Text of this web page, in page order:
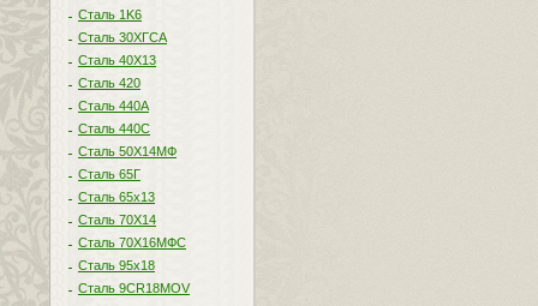
Сталь 1K6
Сталь 30ХГСА
Сталь 40Х13
Сталь 420
Сталь 440A
Сталь 440С
Сталь 50Х14МФ
Сталь 65Г
Сталь 65х13
Сталь 70Х14
Сталь 70Х16МФС
Сталь 95х18
Сталь 9CR18MOV